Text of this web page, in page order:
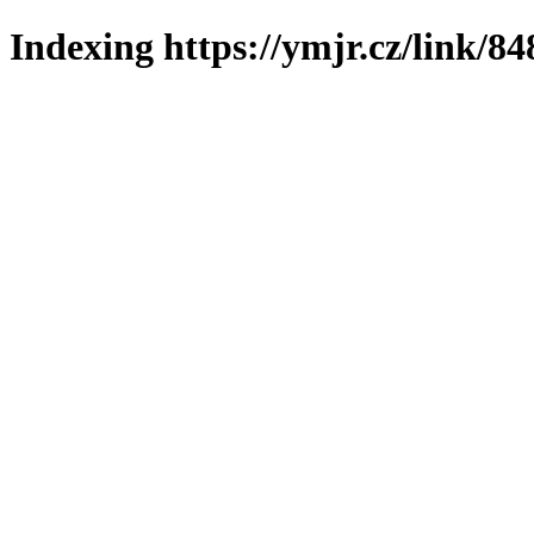
Indexing https://ymjr.cz/link/